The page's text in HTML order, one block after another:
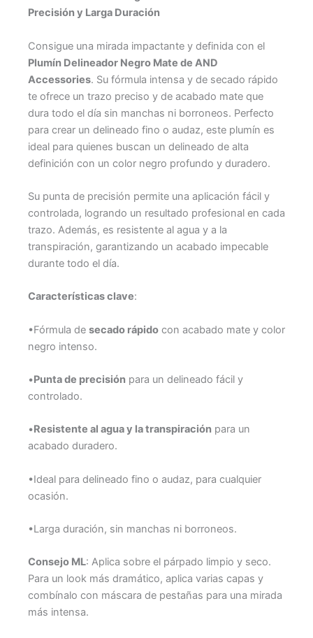
Precisión y Larga Duración
Consigue una mirada impactante y definida con el
Plumín Delineador Negro Mate de AND
Accessories. Su fórmula intensa y de secado rápido
te ofrece un trazo preciso y de acabado mate que
dura todo el día sin manchas ni borroneos. Perfecto
para crear un delineado fino o audaz, este plumín es
ideal para quienes buscan un delineado de alta
definición con un color negro profundo y duradero.
Su punta de precisión permite una aplicación fácil y
controlada, logrando un resultado profesional en cada
trazo. Además, es resistente al agua y a la
transpiración, garantizando un acabado impecable
durante todo el día.
Características clave:
•Fórmula de secado rápido con acabado mate y color
negro intenso.
•Punta de precisión para un delineado fácil y
controlado.
•Resistente al agua y la transpiración para un
acabado duradero.
•Ideal para delineado fino o audaz, para cualquier
ocasión.
•Larga duración, sin manchas ni borroneos.
Consejo ML: Aplica sobre el párpado limpio y seco.
Para un look más dramático, aplica varias capas y
combínalo con máscara de pestañas para una mirada
más intensa.